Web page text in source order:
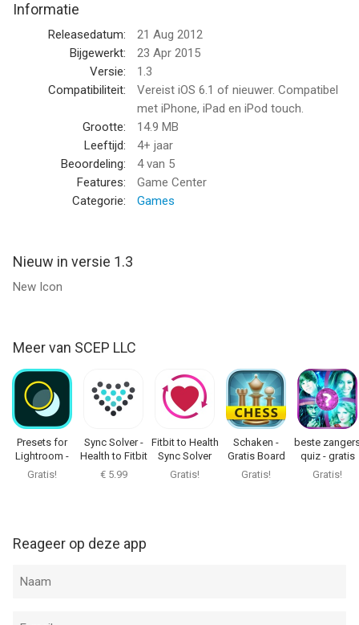
Informatie
Releasedatum:
21 Aug 2012
Bijgewerkt:
23 Apr 2015
Versie:
1.3
Compatibiliteit:
Vereist iOS 6.1 of nieuwer. Compatibel
met iPhone, iPad en iPod touch.
Grootte:
14.9 MB
Leeftijd:
4+ jaar
Beoordeling:
4van 5
Features:
Game Center
Categorie:
Games
Nieuw in versie 1.3
New Icon
Meer van SCEP LLC
Presets for
Lightroom -
Editor
Gratis!
Sync Solver -
Health to Fitbit
€ 5.99
Fitbit to Health
Sync Solver
Gratis!
Schaken -
Gratis Board
Game
Gratis!
beste
quiz - gratis
muziek spel
Gratis!
Reageer op deze app